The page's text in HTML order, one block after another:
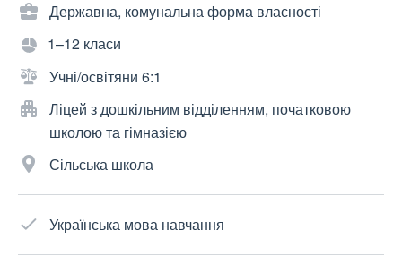
Державна, комунальна форма власності
1–12 класи
Учні/освітяни 6:1
Ліцей з дошкільним відділенням, початковою
школою та гімназією
Сільська школа
Українська мова навчання